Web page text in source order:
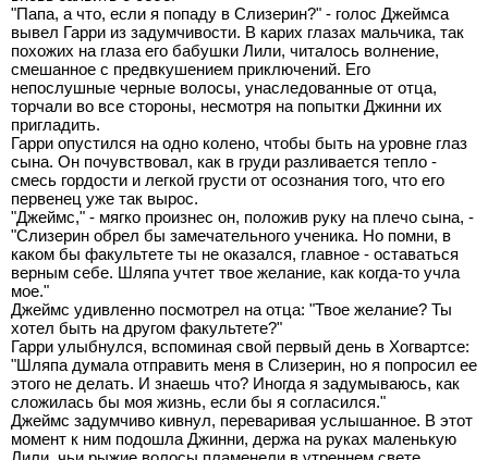
"Папа, а что, если я попаду в Слизерин?" - голос Джеймса
вывел Гарри из задумчивости. В карих глазах мальчика, так
похожих на глаза его бабушки Лили, читалось волнение,
смешанное с предвкушением приключений. Его
непослушные черные волосы, унаследованные от отца,
торчали во все стороны, несмотря на попытки Джинни их
пригладить.
Гарри опустился на одно колено, чтобы быть на уровне глаз
сына. Он почувствовал, как в груди разливается тепло -
смесь гордости и легкой грусти от осознания того, что его
первенец уже так вырос.
"Джеймс," - мягко произнес он, положив руку на плечо сына, -
"Слизерин обрел бы замечательного ученика. Но помни, в
каком бы факультете ты не оказался, главное - оставаться
верным себе. Шляпа учтет твое желание, как когда-то учла
мое."
Джеймс удивленно посмотрел на отца: "Твое желание? Ты
хотел быть на другом факультете?"
Гарри улыбнулся, вспоминая свой первый день в Хогвартсе:
"Шляпа думала отправить меня в Слизерин, но я попросил ее
этого не делать. И знаешь что? Иногда я задумываюсь, как
сложилась бы моя жизнь, если бы я согласился."
Джеймс задумчиво кивнул, переваривая услышанное. В этот
момент к ним подошла Джинни, держа на руках маленькую